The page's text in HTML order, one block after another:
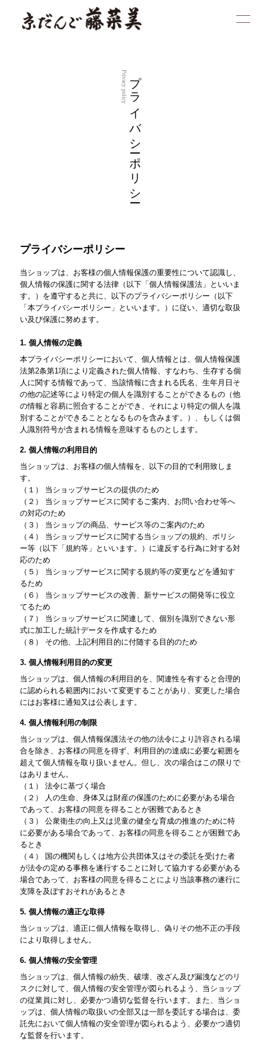
プライバシーポリシー
Privacy policy
プライバシーポリシー
当ショップは、お客様の個人情報保護の重要性について認識し、
個人情報の保護に関する法律（以下「個人情報保護法」といいま
す。）を遵守すると共に、以下のプライバシーポリシー（以下
「本プライバシーポリシー」といいます。）に従い、適切な取扱
い及び保護に努めます。
1. 個人情報の定義
本プライバシーポリシーにおいて、個人情報とは、個人情報保護
法第2条第1項により定義された個人情報、すなわち、生存する個
人に関する情報であって、当該情報に含まれる氏名、生年月日そ
の他の記述等により特定の個人を識別することができるもの（他
の情報と容易に照合することができ、それにより特定の個人を識
別することができることとなるものを含みます。）、もしくは個
人識別符号が含まれる情報を意味するものとします。
2. 個人情報の利用目的
当ショップは、お客様の個人情報を、以下の目的で利用致しま
す。
（１） 当ショップサービスの提供のため
（２） 当ショップサービスに関するご案内、お問い合わせ等へ
の対応のため
（３） 当ショップの商品、サービス等のご案内のため
（４） 当ショップサービスに関する当ショップの規約、ポリシ
ー等（以下「規約等」といいます。）に違反する行為に対する対
応のため
（５） 当ショップサービスに関する規約等の変更などを通知す
るため
（６） 当ショップサービスの改善、新サービスの開発等に役立
てるため
（７） 当ショップサービスに関連して、個別を識別できない形
式に加工した統計データを作成するため
（８） その他、上記利用目的に付随する目的のため
3. 個人情報利用目的の変更
当ショップは、個人情報の利用目的を、関連性を有すると合理的
に認められる範囲内において変更することがあり、変更した場合
にはお客様に通知又は公表します。
4. 個人情報利用の制限
当ショップは、個人情報保護法その他の法令により許容される場
合を除き、お客様の同意を得ず、利用目的の達成に必要な範囲を
超えて個人情報を取り扱いません。但し、次の場合はこの限りで
はありません。
（１） 法令に基づく場合
（２） 人の生命、身体又は財産の保護のために必要がある場合
であって、お客様の同意を得ることが困難であるとき
（３） 公衆衛生の向上又は児童の健全な育成の推進のために特
に必要がある場合であって、お客様の同意を得ることが困難であ
るとき
（４） 国の機関もしくは地方公共団体又はその委託を受けた者
が法令の定める事務を遂行することに対して協力する必要がある
場合であって、お客様の同意を得ることにより当該事務の遂行に
支障を及ぼすおそれがあるとき
5. 個人情報の適正な取得
当ショップは、適正に個人情報を取得し、偽りその他不正の手段
により取得しません。
6. 個人情報の安全管理
当ショップは、個人情報の紛失、破壊、改ざん及び漏洩などのリ
スクに対して、個人情報の安全管理が図られるよう、当ショップ
の従業員に対し、必要かつ適切な監督を行います。また、当ショ
ップは、個人情報の取扱いの全部又は一部を委託する場合は、委
託先において個人情報の安全管理が図られるよう、必要かつ適切
な監督を行います。